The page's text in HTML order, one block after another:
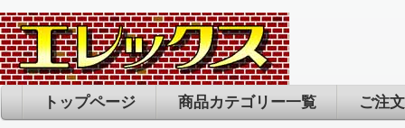
トップページ 商品カテゴリー一覧 ご注